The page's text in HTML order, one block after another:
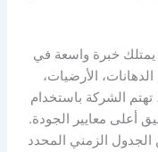
خبرة واسعة في
الأرضيات،
الشركة باستخدام
أعلى معايير الجودة.
الجدول الزمني المحدد